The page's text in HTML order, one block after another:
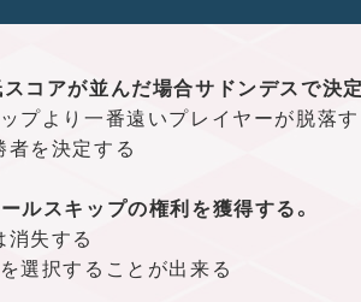
コアが並んだ場合サドンデスで決定
プより一番遠いプレイヤーが脱落す
を決定する
ルスキップの権利を獲得する。
失する
選択することが出来る